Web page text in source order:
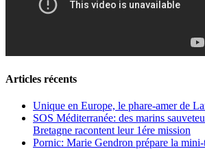
Articles récents
Unique en Europe, le phare-amer de
SOS Méditerranée: des marins
Bretagne racontent leur 1ére mission
Pornic: Marie Gendron prépare la